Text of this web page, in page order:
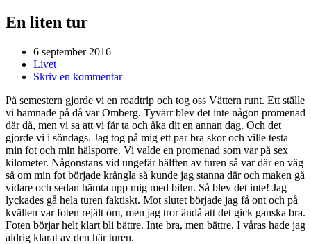
En liten tur
6 september 2016
Livet
Skriv en kommentar
På semestern gjorde vi en roadtrip och tog oss Vättern runt. Ett ställe
vi hamnade på då var Omberg. Tyvärr blev det inte någon promenad
där då, men vi sa att vi får ta och åka dit en annan dag. Och det
gjorde vi i söndags. Jag tog på mig ett par bra skor och ville testa
min fot och min hälsporre. Vi valde en promenad som var på sex
kilometer. Någonstans vid ungefär hälften av turen så var där en väg
så om min fot började krångla så kunde jag stanna där och maken gå
vidare och sedan hämta upp mig med bilen. Så blev det inte! Jag
lyckades gå hela turen faktiskt. Mot slutet började jag få ont och på
kvällen var foten rejält öm, men jag tror ändå att det gick ganska bra.
Foten börjar helt klart bli bättre. Inte bra, men bättre. I våras hade jag
aldrig klarat av den här turen.